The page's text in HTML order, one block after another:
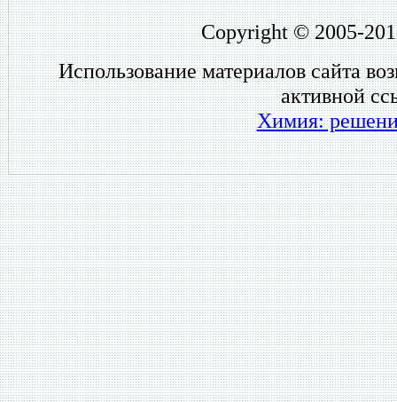
Copyright © 2005-
Использование материалов сайта
активной
Химия: